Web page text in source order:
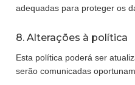
adequadas para proteger os
8. Alterações à política
Esta política poderá ser
serão comunicadas